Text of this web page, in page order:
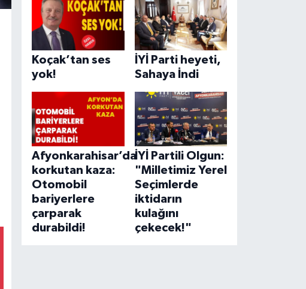
Koçak’tan ses
yok!
İYİ Parti heyeti,
Sahaya İndi
Afyonkarahisar’da
korkutan kaza:
Otomobil
bariyerlere
çarparak
durabildi!
İYİ Partili Olgun:
"Milletimiz Yerel
Seçimlerde
iktidarın
kulağını
çekecek!"